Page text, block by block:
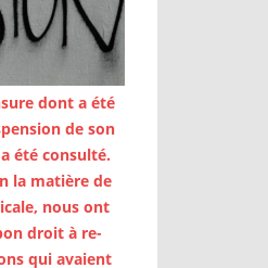
dont a été
de son
été consulté.
la matière de
nous ont
droit à re-
qui avaient